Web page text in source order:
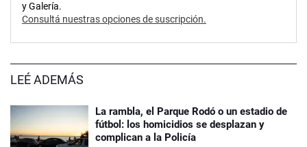
y Galería.
Consultá nuestras opciones de suscripción.
LEÉ ADEMÁS
La rambla, el Parque Rodó o un estadio de
fútbol: los homicidios se desplazan y
complican a la Policía